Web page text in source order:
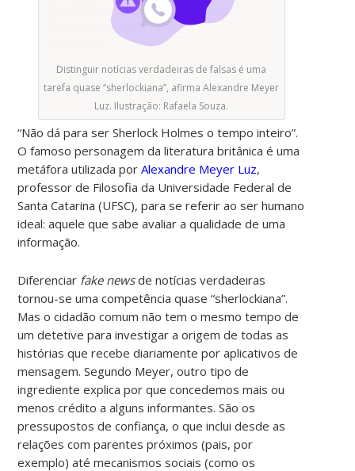
Distinguir notícias verdadeiras de falsas é uma
tarefa quase “sherlockiana”, afirma Alexandre Meyer
Luz. Ilustração: Rafaela Souza.
“Não dá para ser Sherlock Holmes o tempo inteiro”.
O famoso personagem da literatura britânica é uma
metáfora utilizada porAlexandre Meyer Luz,
professor de Filosofia da Universidade Federal de
Santa Catarina (UFSC), para se referir ao ser humano
ideal: aquele que sabe avaliar a qualidade de uma
informação.
Diferenciar fake newsde notícias verdadeiras
tornou-se uma competência quase “sherlockiana”.
Mas o cidadão comum não tem o mesmo tempo de
um detetive para investigar a origem de todas as
histórias que recebe diariamente por aplicativos de
mensagem. Segundo Meyer, outro tipo de
ingrediente explica por que concedemos mais ou
menos crédito a alguns informantes. São os
pressupostos de confiança, o que inclui desde as
relações com parentes próximos (pais, por
exemplo) até mecanismos sociais (como os